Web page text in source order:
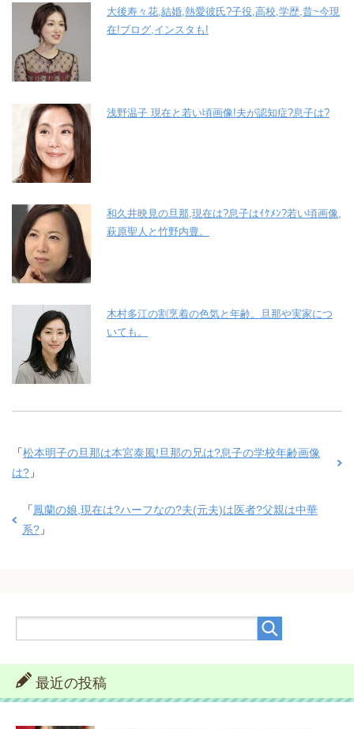
大後寿々花,結婚,熱愛彼氏?子役,高校,学歴,昔~今現
在!ブログ,インスタも!
浅野温子 現在と若い頃画像!夫が認知症?息子は?
和久井映見の旦那,現在は?息子はｲｹﾒﾝ?若い頃画像,
萩原聖人と竹野内豊。
木村多江の割烹着の色気と年齢。旦那や実家につ
いても。
「松本明子の旦那は本宮泰風!旦那の兄は?息子の学校年齢画像
は? 」
「 鳳蘭の娘,現在は?ハーフなの?夫(元夫)は医者?父親は中華
系? 」
最近の投稿